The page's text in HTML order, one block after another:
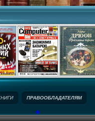
ПРАВООБЛАДАТЕЛЯМ